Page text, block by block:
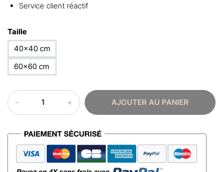
Service client réactif
Taille
40×40 cm
60×60 cm
quantité
de
oriental
Service
AJOUTER AU PANIER